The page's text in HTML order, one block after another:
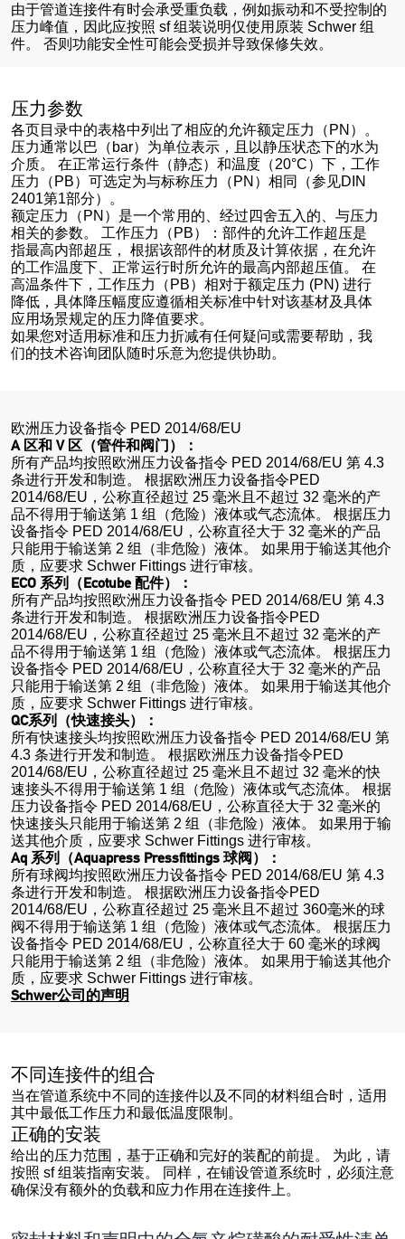
由于管道连接件有时会承受重负载，例如振动和不受控制的
压力峰值，因此应按照 sf 组装说明仅使用原装 Schwer 组
件。 否则功能安全性可能会受损并导致保修失效。
压力参数
各页目录中的表格中列出了相应的允许额定压力（PN）。
压力通常以巴（bar）为单位表示，且以静压状态下的水为
介质。 在正常运行条件（静态）和温度（20°C）下，工作
压力（PB）可选定为与标称压力（PN）相同（参见DIN
2401第1部分）。
额定压力（PN）是一个常用的、经过四舍五入的、与压力
相关的参数。 工作压力（PB）：部件的允许工作超压是
指最高内部超压， 根据该部件的材质及计算依据，在允许
的工作温度下、正常运行时所允许的最高内部超压值。 在
高温条件下，工作压力（PB）相对于额定压力 (PN) 进行
降低，具体降压幅度应遵循相关标准中针对该基材及具体
应用场景规定的压力降值要求。
如果您对适用标准和压力折减有任何疑问或需要帮助，我
们的技术咨询团队随时乐意为您提供协助。
欧洲压力设备指令 PED 2014/68/EU
A 区和 V 区（管件和阀门）：
所有产品均按照欧洲压力设备指令 PED 2014/68/EU 第 4.3
条进行开发和制造。 根据欧洲压力设备指令PED
2014/68/EU，公称直径超过 25 毫米且不超过 32 毫米的产
品不得用于输送第 1 组（危险）液体或气态流体。 根据压力
设备指令 PED 2014/68/EU，公称直径大于 32 毫米的产品
只能用于输送第 2 组（非危险）液体。 如果用于输送其他介
质，应要求 Schwer Fittings 进行审核。
ECO 系列（Ecotube 配件）：
所有产品均按照欧洲压力设备指令 PED 2014/68/EU 第 4.3
条进行开发和制造。 根据欧洲压力设备指令PED
2014/68/EU，公称直径超过 25 毫米且不超过 32 毫米的产
品不得用于输送第 1 组（危险）液体或气态流体。 根据压力
设备指令 PED 2014/68/EU，公称直径大于 32 毫米的产品
只能用于输送第 2 组（非危险）液体。 如果用于输送其他介
质，应要求 Schwer Fittings 进行审核。
QC系列（快速接头）：
所有快速接头均按照欧洲压力设备指令 PED 2014/68/EU 第
4.3 条进行开发和制造。 根据欧洲压力设备指令PED
2014/68/EU，公称直径超过 25 毫米且不超过 32 毫米的快
速接头不得用于输送第 1 组（危险）液体或气态流体。 根据
压力设备指令 PED 2014/68/EU，公称直径大于 32 毫米的
快速接头只能用于输送第 2 组（非危险）液体。 如果用于输
送其他介质，应要求 Schwer Fittings 进行审核。
Aq 系列（Aquapress Pressfittings 球阀）：
所有球阀均按照欧洲压力设备指令 PED 2014/68/EU 第 4.3
条进行开发和制造。 根据欧洲压力设备指令PED
2014/68/EU，公称直径超过 25 毫米且不超过 360毫米的球
阀不得用于输送第 1 组（危险）液体或气态流体。 根据压力
设备指令 PED 2014/68/EU，公称直径大于 60 毫米的球阀
只能用于输送第 2 组（非危险）液体。 如果用于输送其他介
质，应要求 Schwer Fittings 进行审核。
Schwer公司的声明
不同连接件的组合
当在管道系统中不同的连接件以及不同的材料组合时，适用
其中最低工作压力和最低温度限制。
正确的安装
给出的压力范围，基于正确和完好的装配的前提。 为此，请
按照 sf 组装指南安装。 同样，在铺设管道系统时，必须注意
确保没有额外的负载和应力作用在连接件上。